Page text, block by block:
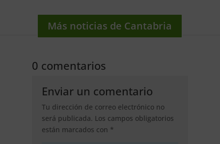
Más noticias de Cantabria
0 comentarios
Enviar un comentario
Tu dirección de correo electrónico no
será publicada. Los campos obligatorios
están marcados con *